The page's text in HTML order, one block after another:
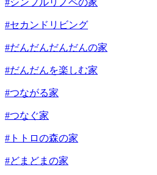
#シンプルリノベの家
#セカンドリビング
#だんだんだんだんの家
#だんだんを楽しむ家
#つながる家
#つなぐ家
#トトロの森の家
#どまどまの家